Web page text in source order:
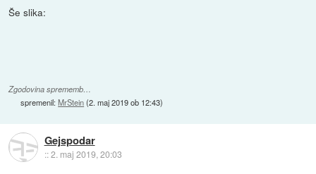
Še slika:
Zgodovina sprememb…
spremenil:MrStein(2. maj 2019 ob 12:43)
Gejspodar
::2. maj 2019, 20:03